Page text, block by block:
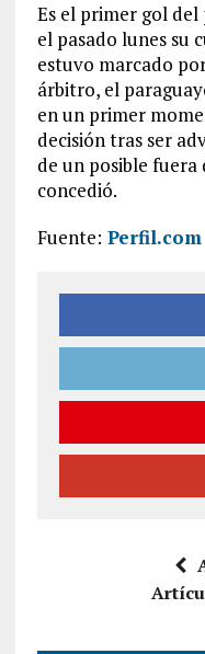
Es el primer gol del
el pasado lunes su
estuvo marcado
árbitro, el
en un primer
decisión tras ser
de un posible
concedió.
Fuente: Perfil.com